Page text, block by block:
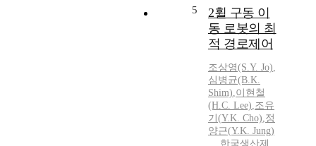
5
2휠 구동 이
동 로봇의 최
적 경로제어
조상영(S.Y. Jo),
심병균(B.K.
Shim),이현철
(H.C. Lee),조유
기(Y.K. Cho),정
양근(Y.K. Jung)
한국생산제